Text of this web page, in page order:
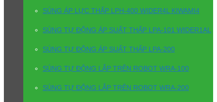
SÚNG ÁP LỰC THẤP LPH-400 WIDER4L KIWAMI4
SÚNG TỰ ĐỘNG ÁP SUẤT THẤP LPA-101 WIDER1AL
SÚNG TỰ ĐỘNG ÁP SUẤT THẤP LPA-200
SÚNG TỰ ĐỘNG LẮP TRÊN ROBOT WRA-100
SÚNG TỰ ĐỘNG LẮP TRÊN ROBOT WRA-200